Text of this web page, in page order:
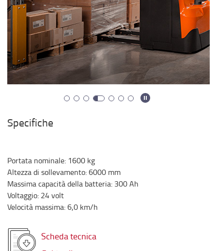
Specifiche
Portata nominale: 1600 kg
Altezza di sollevamento:6000 mm
Massima capacità della batteria: 300Ah
Voltaggio: 24volt
Velocità massima:6,0 km/h
Scheda tecnica